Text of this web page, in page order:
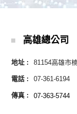
高雄總公司
地址 : 81154高雄市
電話 : 07-361-6194
傳真 : 07-363-5744